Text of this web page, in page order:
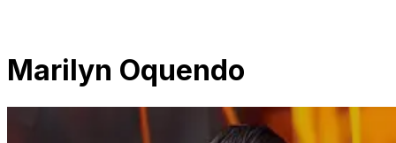
Marilyn Oquendo